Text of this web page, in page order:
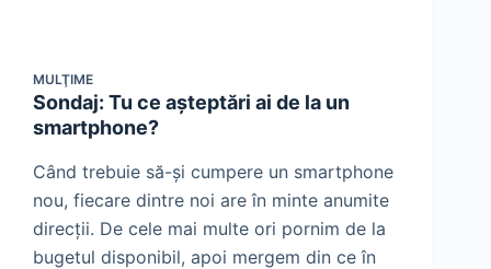
MULŢIME
Sondaj: Tu ce așteptări ai de la un
smartphone?
Când trebuie să-și cumpere un smartphone
nou, fiecare dintre noi are în minte anumite
direcții. De cele mai multe ori pornim de la
bugetul disponibil, apoi mergem din ce în